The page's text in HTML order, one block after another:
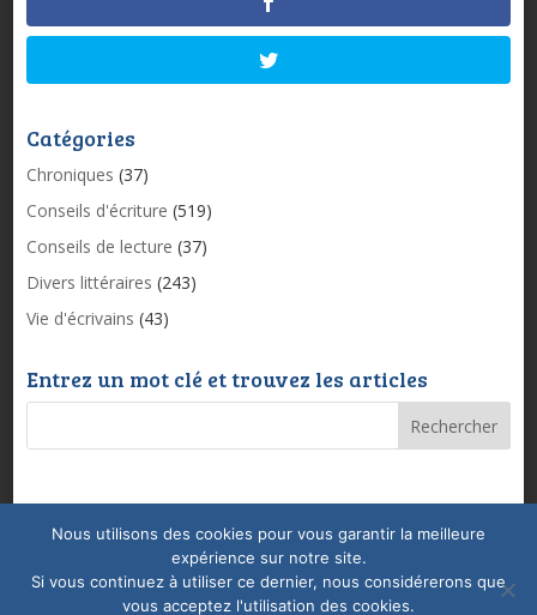
Catégories
Chroniques (37)
Conseils d'écriture (519)
Conseils de lecture (37)
Divers littéraires (243)
Vie d'écrivains (43)
Entrez un mot clé et trouvez les articles
Mentions légales & Politique de confidentialité
Conditions Générales de Vente
Coaching
Nous utilisons des cookies pour vous garantir la meilleure
expérience sur notre site.
Si vous continuez à utiliser ce dernier, nous considérerons que
vous acceptez l'utilisation des cookies.